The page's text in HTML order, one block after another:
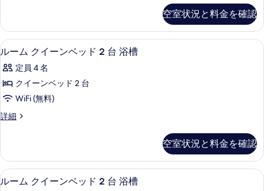
写
真
を
表
示
す
る
1
台
浴
槽
の
す
べ
写
真
ン
グ
ベ
ド
浴
槽
の
空室状況と料金を確認
ル
ー
ム
ク
ー
ベ
ッ
ド
アイロン / アイロン台、WiFi (無料)
3
ルーム クイーンベッド 2 台 浴槽
定員 4 名
クイーンベッド 2 台
WiFi (無料)
詳細
ル
イ
ー
ン
空室状況と料金を確認
ル
アイロン / アイロン台、WiFi (無料)
3
ルーム クイーンベッド 2 台 浴槽